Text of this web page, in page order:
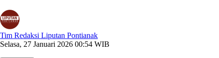
Tim Redaksi Liputan Pontianak
Selasa, 27 Januari 2026 00:54 WIB